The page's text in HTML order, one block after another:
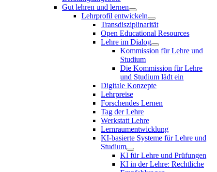
Gut lehren und lernen
Lehrprofil entwickeln
Transdisziplinarität
Open Educational Resources
Lehre im Dialog
Kommission für Lehre und
Studium
Die Kommission für Lehre
und Studium lädt ein
Digitale Konzepte
Lehrpreise
Forschendes Lernen
Tag der Lehre
Werkstatt Lehre
Lernraumentwicklung
KI-basierte Systeme für Lehre und
Studium
KI für Lehre und Prüfungen
KI in der Lehre: Rechtliche